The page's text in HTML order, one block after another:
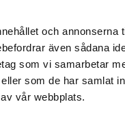
och annonserna
även sådana
som vi samarbetar
som de har samlat
vår webbplats.
Aqua (vesi), Glyseriini**,